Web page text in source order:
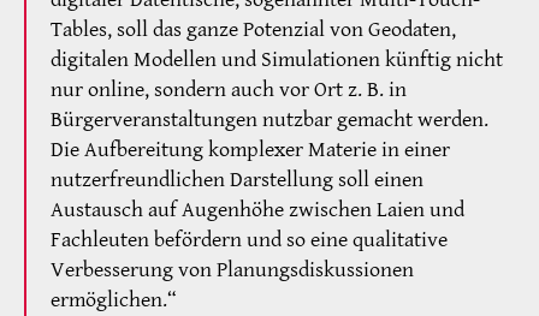
Tables, soll das ganze Potenzial von Geodaten,
digitalen Modellen und Simulationen künftig nicht
nur online, sondern auch vor Ort z. B. in
Bürgerveranstaltungen nutzbar gemacht werden.
Die Aufbereitung komplexer Materie in einer
nutzerfreundlichen Darstellung soll einen
Austausch auf Augenhöhe zwischen Laien und
Fachleuten befördern und so eine qualitative
Verbesserung von Planungsdiskussionen
ermöglichen.“